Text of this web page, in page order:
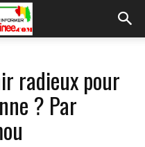
radieux pour
? Par